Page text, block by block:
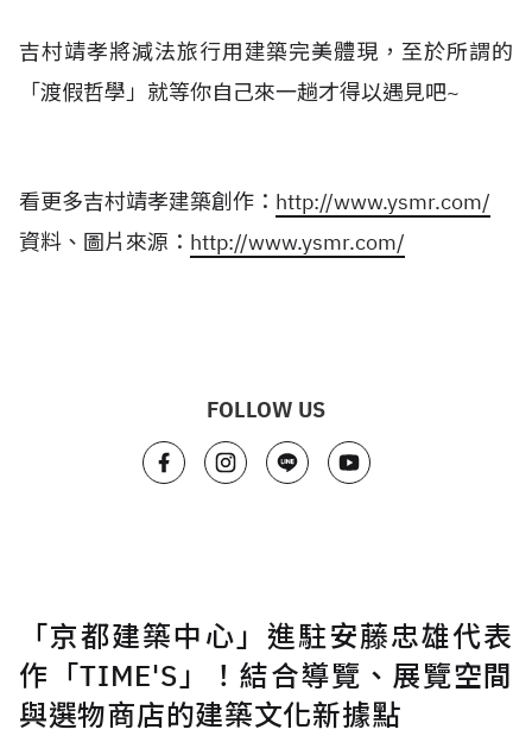
吉村靖孝將減法旅行用建築完美體現，至於所謂的
「渡假哲學」就等你自己來一趟才得以遇見吧~
看更多吉村靖孝建築創作： http://www.ysmr.com/
資料、圖片來源： http://www.ysmr.com/
FOLLOW US
「京都建築中心」進駐安藤忠雄代表
作「TIME'S」！結合導覽、展覽空間
與選物商店的建築文化新據點